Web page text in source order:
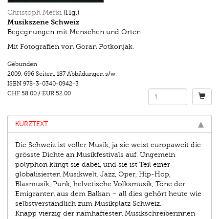
Christoph Merki (Hg.)
Musikszene Schweiz
Begegnungen mit Menschen und Orten
Mit Fotografien von Goran Potkonjak.
Gebunden
2009. 696 Seiten, 187 Abbildungen s/w.
ISBN 978-3-0340-0942-3
CHF 58.00 / EUR 52.00
KURZTEXT
Die Schweiz ist voller Musik, ja sie weist europaweit die
grösste Dichte an Musikfestivals auf. Ungemein
polyphon klingt sie dabei, und sie ist Teil einer
globalisierten Musikwelt. Jazz, Oper, Hip-Hop,
Blasmusik, Punk, helvetische Volksmusik, Töne der
Emigranten aus dem Balkan – all dies gehört heute wie
selbstverständlich zum Musikplatz Schweiz.
Knapp vierzig der namhaftesten Musikschreiberinnen